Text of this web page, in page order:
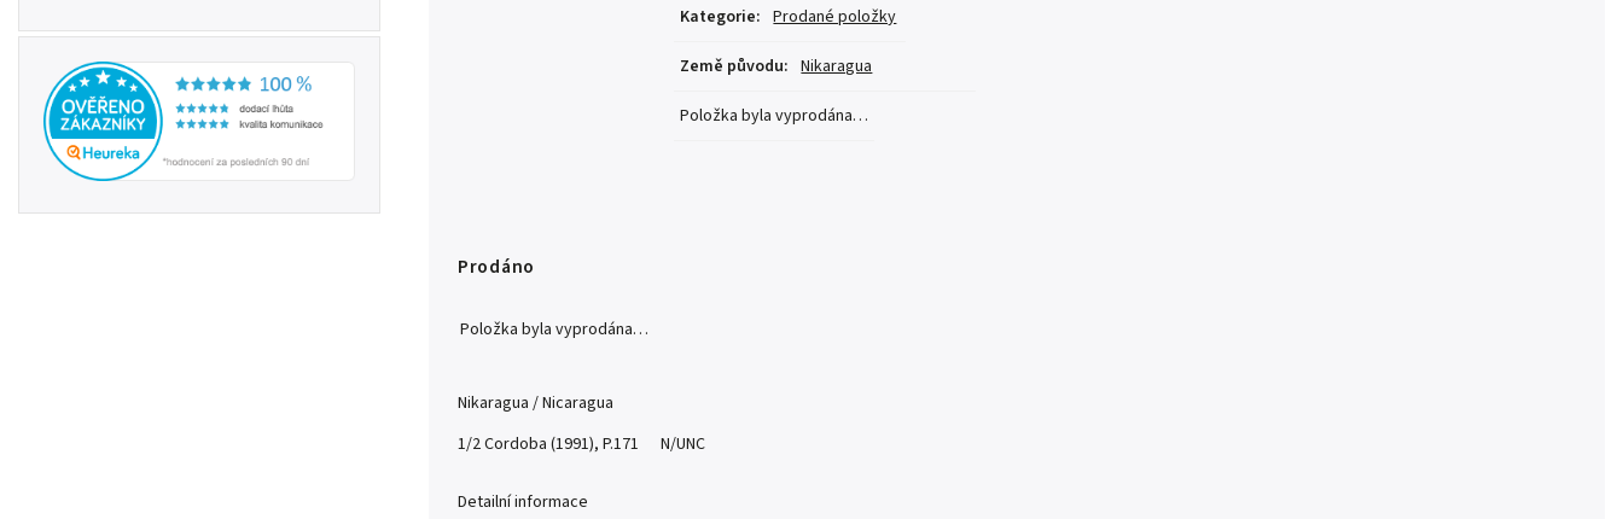
Kategorie: Prodané položky
Země původu: Nikaragua
Položka byla vyprodána…
Prodáno
Položka byla vyprodána…
Nikaragua / Nicaragua
1/2 Cordoba (1991), P.171 N/UNC
Detailní informace